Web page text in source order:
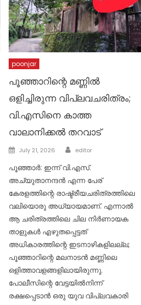
poonjar
പൂഞ്ഞാറിന്റെ മണ്ണിൽ
ഒളിച്ചിരുന്ന വിപ്ലവചരിത്രം;
വി.എസിനെ കാത്ത
വാലാനിക്കൽ തറവാട്
Posted
July 21, 2026 Author
editor
പൂഞ്ഞാർ: ഇന്ന് വി.എസ്.
അച്യുതാനന്ദൻ എന്ന പേര്
കേരളത്തിന്റെ രാഷ്ട്രീയചരിത്രത്തിലെ
വലിയൊരു അധ്യായമാണ്. എന്നാൽ
ആ ചരിത്രത്തിലെ ചില നിർണായക
താളുകൾ എഴുതപ്പെട്ടത്
അധികാരത്തിന്റെ ഇടനാഴികളിലല്ല;
പൂഞ്ഞാറിന്റെ മലനാടൻ മണ്ണിലെ
ഒളിത്താവളങ്ങളിലായിരുന്നു.
പോലീസിന്റെ വേട്ടയിൽനിന്ന്
രക്ഷപ്പെടാൻ ഒരു യുവ വിപ്ലവകാരി